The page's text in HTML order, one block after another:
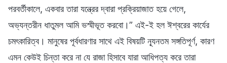
পরবর্তীকালে, একবার তারা যন্ত্রের দ্বারা প্রক্রিয়াজাত হয়ে গেলে,
অভ্যন্তরীন ধাতুমল আমি ভস্মীভূত করবো।” এই-ই হল ঈশ্বরের কার্যের
চমৎকারিত্ব। মানুষের পূর্বধারণার সাথে এই বিষয়টি ন্যূনতম সঙ্গতিপূর্ণ, কারণ
এমন কেউই চিন্তা করে না যে রাজা হিসাবে যারা আধিপত্য করে তারা